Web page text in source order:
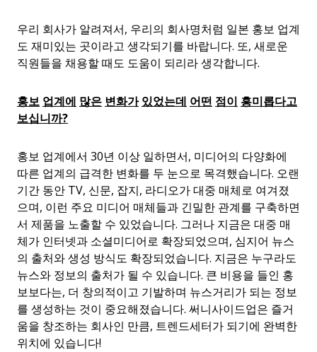
우리 회사가 알려져서, 우리의 회사명처럼 일본 홍보 업계
도 재미있는 곳이라고 생각되기를 바랍니다. 또, 새로운
직원들을 채용할 때도 도움이 되리라 생각합니다.
홍보 업계에 많은 변화가 있었는데 어떤 점이 흥미롭다고
보십니까?
홍보 업계에서 30년 이상 일하면서, 미디어의 다양화에
따른 업계의 급격한 변화를 두 눈으로 목격했습니다. 오랜
기간 동안 TV, 신문, 잡지, 라디오가 대중 매체로 여겨졌
으며, 이런 주요 미디어 매체들과 긴밀한 관계를 구축하면
서 제품을 노출할 수 있었습니다. 그러나 지금은 대중 매
체가 인터넷과 소셜미디어로 확장되었으며, 심지어 뉴스
의 출처와 생성 방식도 확장되었습니다. 지금은 누구라도
뉴스와 정보의 출처가 될 수 있습니다. 큰 비용을 들인 홍
보보다는, 더 창의적이고 기발하며 뉴스거리가 되는 정보
를 생성하는 것이 중요해졌습니다. 써니사이드업은 즐거
움을 창조하는 회사인 만큼, 트렌드세터가 되기에 완벽한
위치에 있습니다!